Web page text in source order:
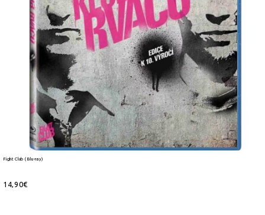
Fight Club (Blu-ray)
14,90€